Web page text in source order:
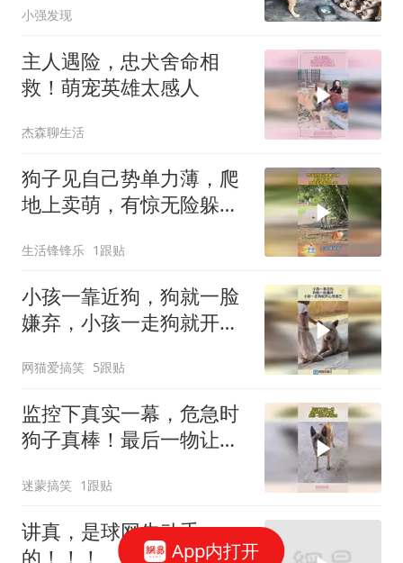
小强发现
主人遇险，忠犬舍命相
救！萌宠英雄太感人
杰森聊生活
狗子见自己势单力薄，爬
地上卖萌，有惊无险躲过
生活锋锋乐 1跟贴
小孩一靠近狗，狗就一脸
嫌弃，小孩一走狗就开心
网猫爱搞笑 5跟贴
监控下真实一幕，危急时
狗子真棒！最后一物让头
迷蒙搞笑 1跟贴
讲真，是球网先动手
的！！！
App内打开